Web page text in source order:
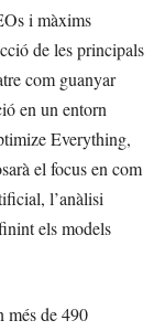
i màxims
de les principals
com guanyar
en un entorn
Everything,
el focus en com
l’anàlisi
els models
més de 490